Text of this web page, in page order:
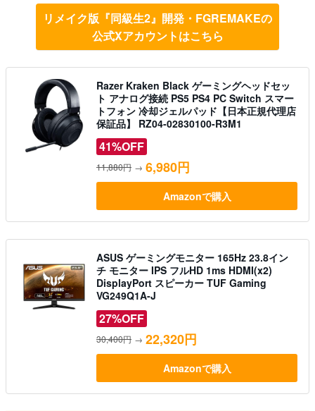
リメイク版『同級生2』開発・FGREMAKEの
公式Xアカウントはこちら
Razer Kraken Black ゲーミングヘッドセッ
ト アナログ接続 PS5 PS4 PC Switch スマー
トフォン 冷却ジェルパッド【日本正規代理店
保証品】 RZ04-02830100-R3M1
41%OFF
11,880円 → 6,980円
Amazonで購入
ASUS ゲーミングモニター 165Hz 23.8イン
チ モニター IPS フルHD 1ms HDMI(x2)
DisplayPort スピーカー TUF Gaming
VG249Q1A-J
27%OFF
30,400円 → 22,320円
Amazonで購入